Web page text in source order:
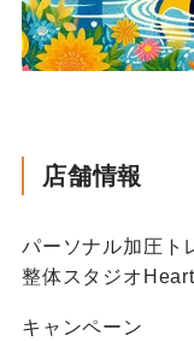
店舗情報
パーソナル加圧ト
整体スタジオ
キャンペーン